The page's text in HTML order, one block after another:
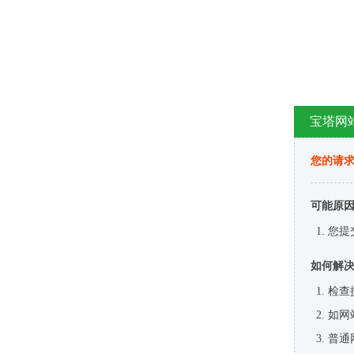
宝塔网
您的请
可能原
您提
如何解
检查
如网
普通